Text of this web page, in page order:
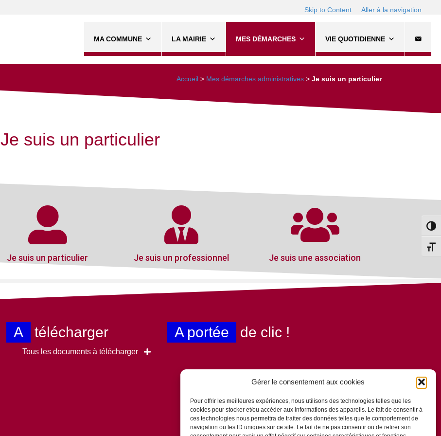
Gérer le consentement aux cookies
Pour offrir les meilleures expériences, nous utilisons des technologies telles que les
cookies pour stocker et/ou accéder aux informations des appareils. Le fait de consentir à
ces technologies nous permettra de traiter des données telles que le comportement de
navigation ou les ID uniques sur ce site. Le fait de ne pas consentir ou de retirer son
Skip to Content Aller à la navigation
MA COMMUNE LA MAIRIE MES DÉMARCHES VIE QUOTIDIENNE
Accueil > Mes démarches administratives > Je suis un particulier
Je suis un particulier
Je suis un particulier Je suis un professionnel Je suis une association
A télécharger
Tous les documents à télécharger
A portée de clic !